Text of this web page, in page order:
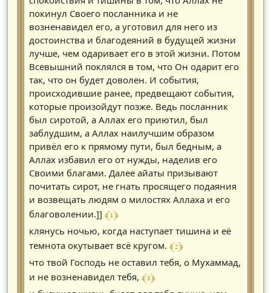
покинул Своего посланника и не
возненавидел его, а уготовил для него из
достоинства и благодеяний в будущей жизни
лучше, чем одаривает его в этой жизни. Потом
Всевышний поклялся в том, что Он одарит его
так, что он будет доволен. И события,
происходившие ранее, предвещают события,
которые произойдут позже. Ведь посланник
был сиротой, а Аллах его приютил, был
заблудшим, а Аллах наилучшим образом
привёл его к прямому пути, был бедным, а
Аллах избавил его от нужды, наделив его
Своими благами. Далее айаты призывают
почитать сирот, не гнать просящего подаяния
и возвещать людям о милостях Аллаха и его
благоволении.]] ﴾ 1 ﴿
клянусь ночью, когда наступает тишина и её
темнота окутывает всё кругом. ﴾ 2 ﴿
что твой Господь не оставил тебя, о Мухаммад,
и не возненавидел тебя, ﴾ 3 ﴿